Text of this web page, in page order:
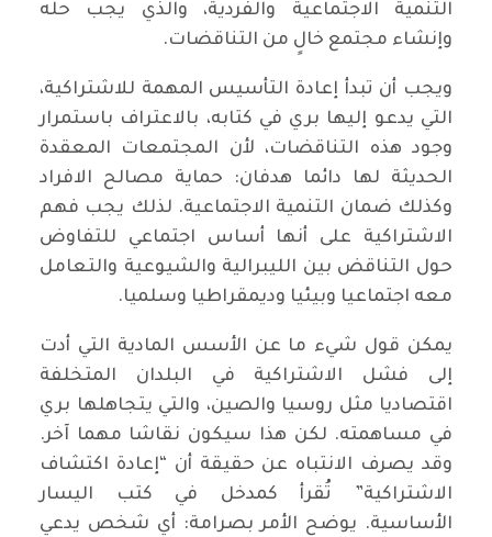
التنمية الاجتماعية والفردية، والذي يجب حله
وإنشاء مجتمع خالٍ من التناقضات.
ويجب أن تبدأ إعادة التأسيس المهمة للاشتراكية،
التي يدعو إليها بري في كتابه، بالاعتراف باستمرار
وجود هذه التناقضات، لأن المجتمعات المعقدة
الحديثة لها دائما هدفان: حماية مصالح الافراد
وكذلك ضمان التنمية الاجتماعية. لذلك يجب فهم
الاشتراكية على أنها أساس اجتماعي للتفاوض
حول التناقض بين الليبرالية والشيوعية والتعامل
معه اجتماعيا وبيئيا وديمقراطيا وسلميا.
يمكن قول شيء ما عن الأسس المادية التي أدت
إلى فشل الاشتراكية في البلدان المتخلفة
اقتصاديا مثل روسيا والصين، والتي يتجاهلها بري
في مساهمته. لكن هذا سيكون نقاشا مهما آخر.
وقد يصرف الانتباه عن حقيقة أن “إعادة اكتشاف
الاشتراكية” تُقرأ كمدخل في كتب اليسار
الأساسية. يوضح الأمر بصرامة: أي شخص يدعي